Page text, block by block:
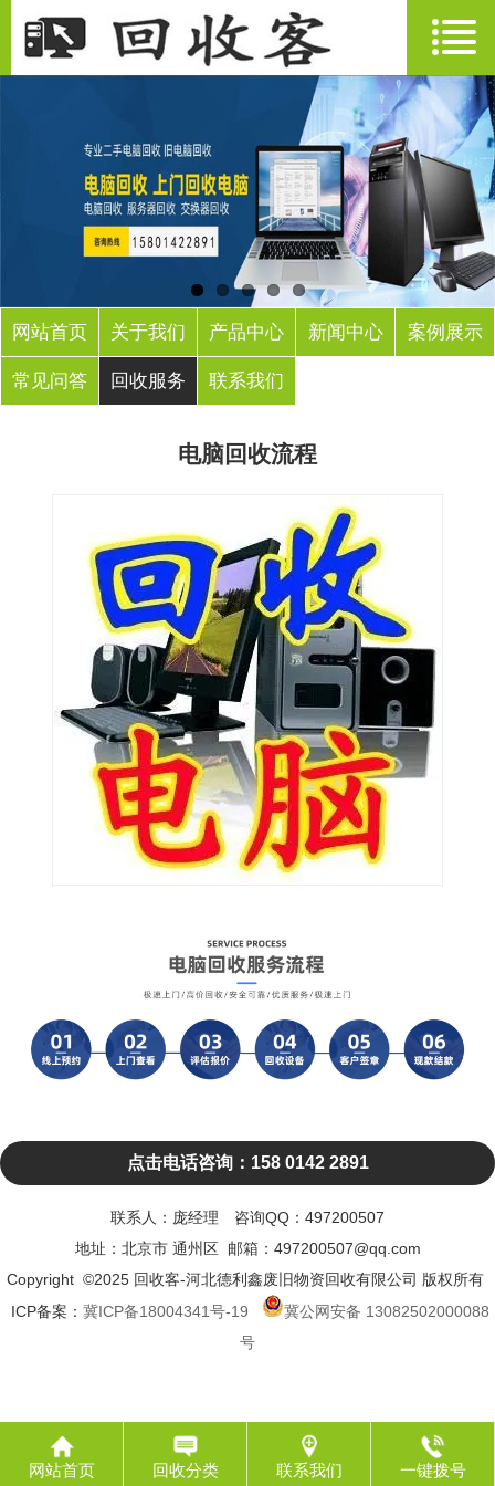
网站首页 关于我们 产品中心 新闻中心 案例展示
常见问答 回收服务 联系我们
电脑回收流程
点击电话咨询：158 0142 2891
联系人：庞经理 咨询QQ：497200507
地址：北京市 通州区 邮箱：497200507@qq.com
Copyright ©2025 回收客-河北德利鑫废旧物资回收有限公司 版权所有
ICP备案： 冀ICP备18004341号-19
冀公网安备 13082502000088
号
网站首页 回收分类 联系我们 一键拨号